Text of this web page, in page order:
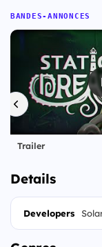
BANDES-ANNONCES
Trailer
Details
Developers